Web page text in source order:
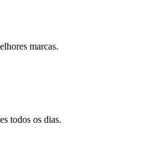
marcas.
todos os dias.